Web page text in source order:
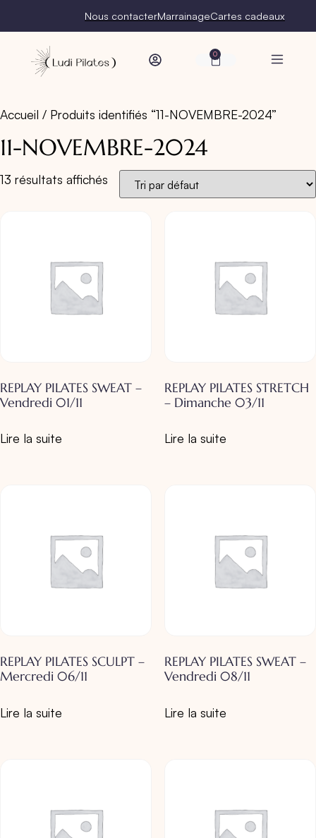
Nous contacterMarrainageCartes cadeaux
0
Accueil / Produits identifiés “11-NOVEMBRE-2024”
11-NOVEMBRE-2024
13 résultats affichés
REPLAY PILATES SWEAT –
Vendredi 01/11
Lire la suite
REPLAY PILATES STRETCH
– Dimanche 03/11
Lire la suite
REPLAY PILATES SCULPT –
Mercredi 06/11
Lire la suite
REPLAY PILATES SWEAT –
Vendredi 08/11
Lire la suite